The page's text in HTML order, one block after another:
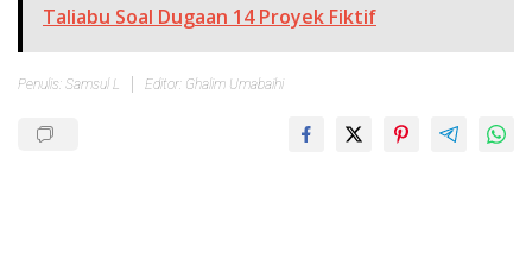
Taliabu Soal Dugaan 14 Proyek Fiktif
Penulis: Samsul L Editor: Ghalim Umabaihi